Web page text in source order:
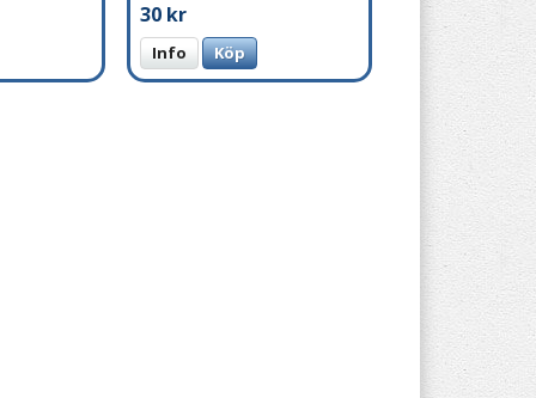
30 kr
Info Köp